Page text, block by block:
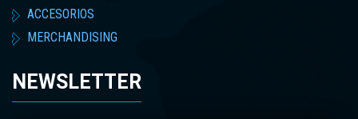
ACCESORIOS
MERCHANDISING
NEWSLETTER